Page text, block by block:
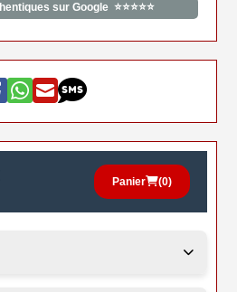
sur Google ⭐⭐⭐⭐⭐
Panier (0)